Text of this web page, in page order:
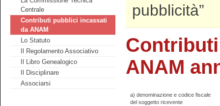
Centrale
Contributi pubblici incassati
da ANAM
Lo Statuto
Il Regolamento Associativo
Il Libro Genealogico
Il Disciplinare
Associarsi
pubblicità”
ANAM
a) denominazione e codice fiscale
del soggetto ricevente